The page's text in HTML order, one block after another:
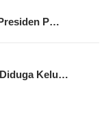
P…
Kelu…